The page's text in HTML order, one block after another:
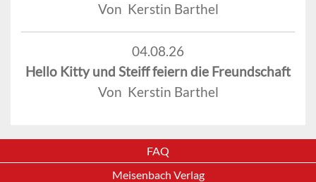
Von Kerstin Barthel
04.08.26
Hello Kitty und Steiff feiern die Freundschaft
Von Kerstin Barthel
FAQ
Meisenbach Verlag